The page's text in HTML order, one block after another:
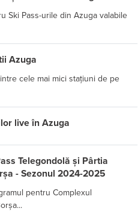
Ski Pass-urile din Azuga valabile
Azuga
cele mai mici stațiuni de pe
live în Azuga
Telegondolă și Pârtia
- Sezonul 2024-2025
pentru Complexul